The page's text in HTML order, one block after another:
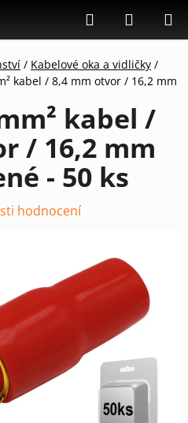
Hledat
KOŠÍK
/ Kabelové oka a vidličky /
kabel / 8,4 mm otvor / 16,2 mm
kabel /
/ 16,2 mm
- 50 ks
hodnocení